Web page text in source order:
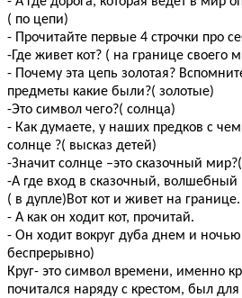
( по цепи)
- Прочитайте первые 4 строчки про
-Где живет кот? ( на границе своего
- Почему эта цепь золотая?
предметы какие были?( золотые)
-Это символ чего?( солнца)
- Как думаете, у наших предков с
солнце ?( высказ детей)
-Значит солнце –это сказочный
-А где вход в сказочный, волшебный
( в дупле)Вот кот и живет на границе.
- А как он ходит кот, прочитай.
- Он ходит вокруг дуба днем и ночью,
беспрерывно)
Круг- это символ времени, именно
почитался наряду с крестом, был